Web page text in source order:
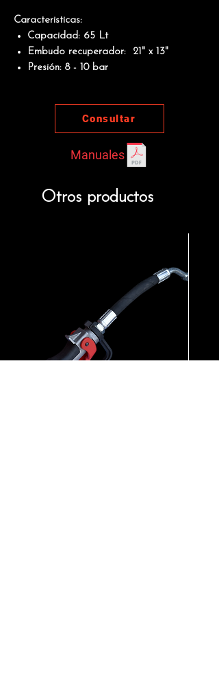
Caracteristicas:
Capacidad: 65 Lt
Embudo recuperador: 21" x 13"
Presión: 8 - 10 bar
Consultar
Manuales
Otros productos